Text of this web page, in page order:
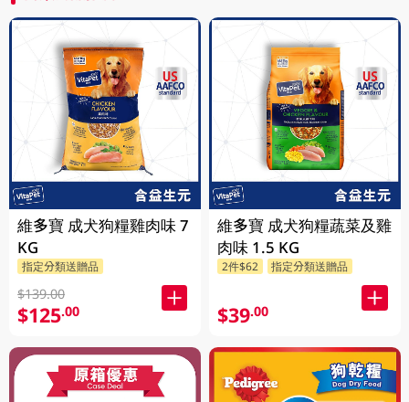
維多寶 成犬狗糧雞肉味 7
KG
指定分類送贈品
$139.00
$125.00
維多寶 成犬狗糧蔬菜及雞
肉味 1.5 KG
2件$62 指定分類送贈品
$39.00